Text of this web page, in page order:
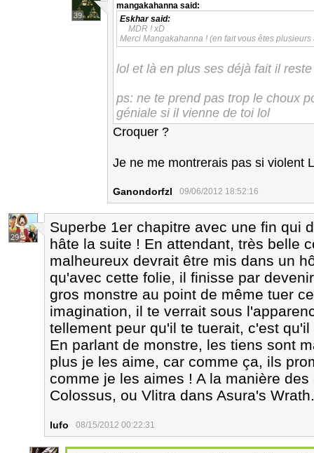
39
mangakahanna said:
Eskharsaid:
MDR ! xD
Merci Mangakahanna ! (en fait vous êtes
lol et là en plus ses déjà fait il
ps: ne te prend pas trop le choux
géniale si il vienne de toi lol
Croquer ?
Je ne me montrerais pas si violent
Ganondorfzl 09/06/2012 18:52:16
29
Superbe 1er chapitre avec une fin qui
hâte la suite ! En attendant, très belle
malheureux devrait être mis dans un
qu'avec cette folie, il finisse par
gros monstre au point de même tuer
imagination, il te verrait sous
tellement peur qu'il te tuerait, c'est
En parlant de monstre, les tiens sont
plus je les aime, car comme ça, ils
comme je les aimes ! A la manière
Colossus, ou Vlitra dans Asura's Wrath.
lufo 08/15/2012 00:22:31